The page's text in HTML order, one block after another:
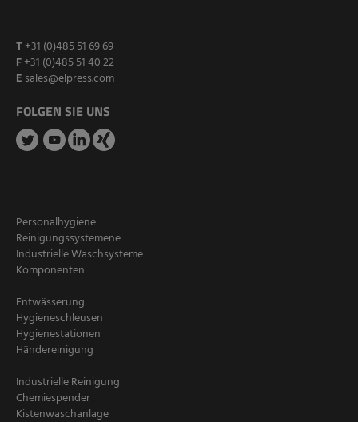
T +31 (0)485 51 69 69
F+31 (0)485 51 40 22
E sales@elpress.com
FOLGEN SIE UNS
Personalhygiene
Reinigungssystemene
Industrielle Waschsysteme
Komponenten
Entwässerung
Hygieneschleusen
Hygienestationen
Händereinigung
Industrielle Reinigung
Chemiespender
Kistenwaschanlage